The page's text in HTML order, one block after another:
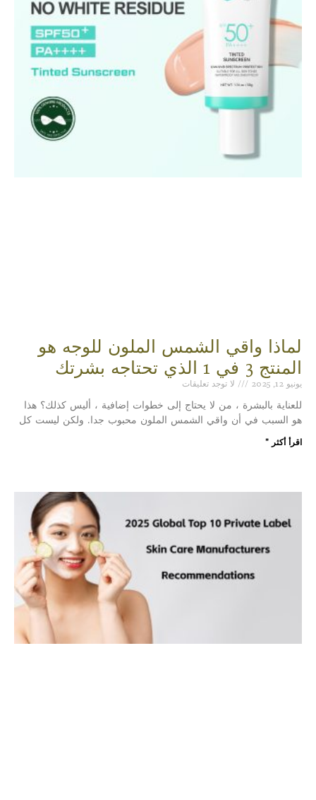
لماذا واقي الشمس الملون للوجه هو
المنتج 3 في 1 الذي تحتاجه بشرتك
يونيو 12, 2025 لا توجد تعليقات
للعناية بالبشرة ، من لا يحتاج إلى خطوات إضافية ، أليس كذلك؟ هذا
هو السبب في أن واقي الشمس الملون محبوب جدا. ولكن ليست كل
اقرأ أكثر "